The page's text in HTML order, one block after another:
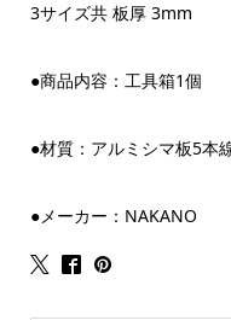
3サイズ共 板厚 3mm
●商品内容：工具箱1個
●材質：アルミシマ板5本
●メーカー：NAKANO